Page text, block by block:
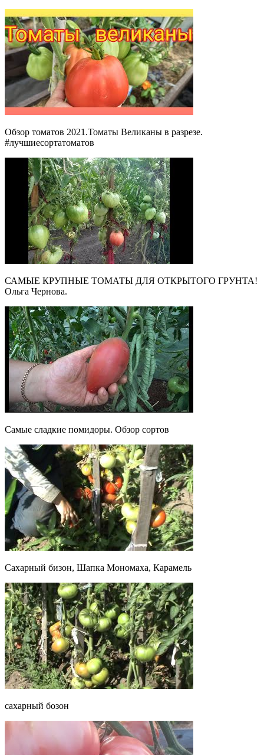
Обзор томатов 2021.Томаты Великаны в разрезе.
#лучшиесортатоматов
САМЫЕ КРУПНЫЕ ТОМАТЫ ДЛЯ ОТКРЫТОГО ГРУНТА!
Ольга Чернова.
Самые сладкие помидоры. Обзор сортов
Сахарный бизон, Шапка Мономаха, Карамель
сахарный бозон